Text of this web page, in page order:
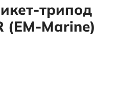
трипод
(EM-Marine)